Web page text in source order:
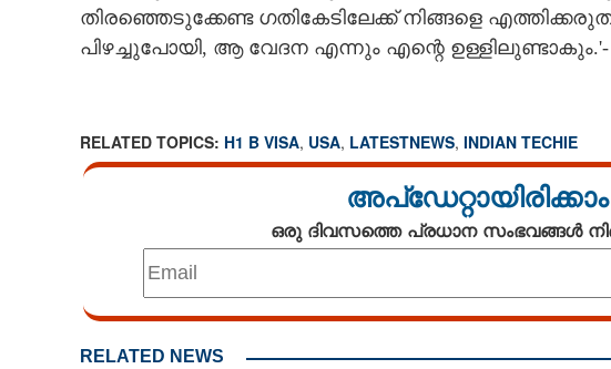
തിരഞ്ഞെടുക്കേണ്ട ഗതികേടിലേക്ക് നിങ്ങളെ
പിഴച്ചുപോയി, ആ വേദന എന്നും എന്റെ ഉള്ളിലുണ്ടാകും.'-
RELATED TOPICS: H1 B VISA, USA, LATESTNEWS, INDIAN TECHIE
ഒരു ദിവസത്തെ പ്രധാന സംഭവങ്ങൾ
RELATED NEWS
നേരിട്ട് ഒരു നോക്ക്